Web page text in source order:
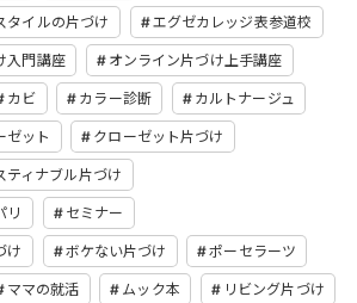
タイルの片づけ エグゼカレッジ表参道校
入門講座 オンライン片づけ上手講座
カビ カラー診断 カルトナージュ
ゼット クローゼット片づけ
ティナブル片づけ
リ セミナー
け ボケない片づけ ポーセラーツ
ママの就活 ムック本 リビング片づけ